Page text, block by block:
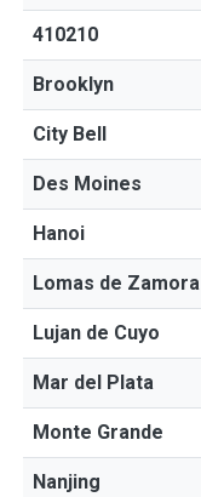
410210
Brooklyn
City Bell
Des Moines
Hanoi
Lomas de Zamora
Lujan de Cuyo
Mar del Plata
Monte Grande
Nanjing